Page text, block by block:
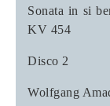
Sonata in si
KV 454
Disco 2
Wolfgang